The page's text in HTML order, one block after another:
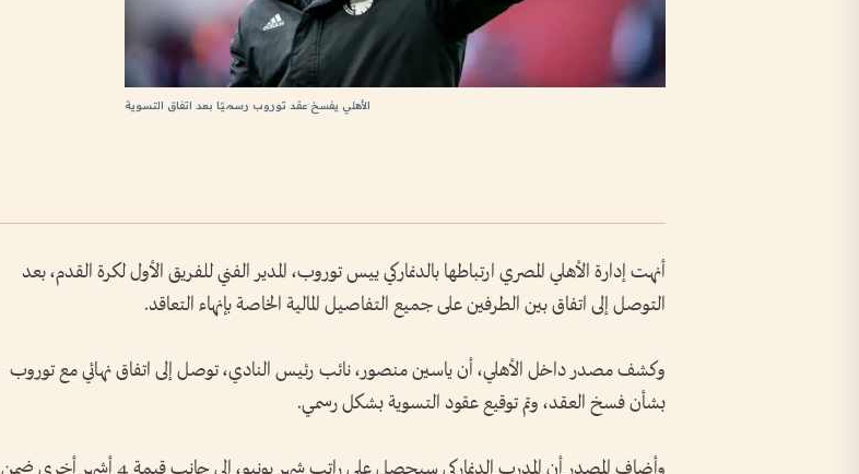
الأهلي يفسخ عقد توروب رسميًا بعد اتفاق التسوية
أنهت إدارة الأهلي المصري ارتباطها بالدنماركي ييس توروب، المدير الفني للفريق الأول لكرة القدم، بعد
التوصل إلى اتفاق بين الطرفين على جميع التفاصيل المالية الخاصة بإنهاء التعاقد.
وكشف مصدر داخل الأهلي، أن ياسين منصور، نائب رئيس النادي، توصل إلى اتفاق نهائي مع توروب
بشأن فسخ العقد، وتم توقيع عقود التسوية بشكل رسمي.